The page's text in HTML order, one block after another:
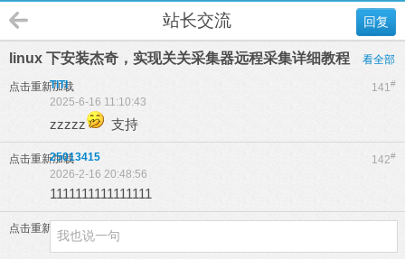
回复
站长交流
linux 下安装杰奇，实现关关采集器远程采集详细教程 看全部
点击重新加载 141#
TITI
2025-6-16 11:10:43
zzzzz 支持
点击重新加载 142#
25013415
2026-2-16 20:48:56
1111111111111111
点击重新加载